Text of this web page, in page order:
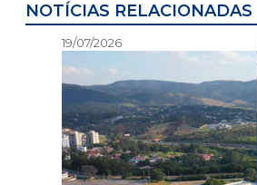
NOTÍCIAS RELACIONADAS
19/07/2026